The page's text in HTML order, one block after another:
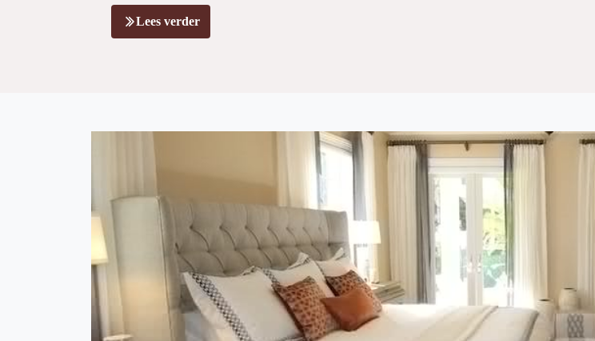
Lees verder